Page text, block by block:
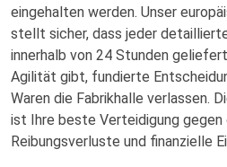
eingehalten werden. Unser
stellt sicher, dass jeder
innerhalb von 24 Stunden
Agilität gibt, fundierte
Waren die Fabrikhalle verlassen.
ist Ihre beste Verteidigung gegen
Reibungsverluste und finanzielle